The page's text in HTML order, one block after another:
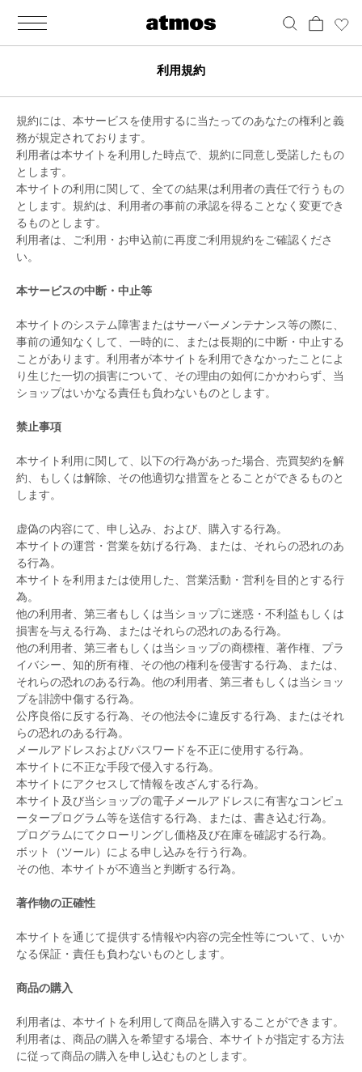
MEN
シューズ
ウェア
バッグ
アクセサリー
その他
シューズ
スニーカー
ブーツ
サンダル
その他
すべてのシューズ
ウェア
トップス
アウター
パンツ
ソックス
アンダーウェア
すべてのウェア
バッグ
バックパック / リュック
ショルダー / メッセンジャーバッグ
トート / エコバッグ
クラッチ / セカンドバッグ
ウエストバッグ
アクセサリー
ポーチ / ウォレット
帽子
グッズ / アクセサリー
その他
すべてのアクセサリー
その他
シューケア / グッズ
おもちゃ / フィギュア
その他
すべてのその他
WOMENS
シューズ
ウェア
バッグ
アクセサリー
その他
シューズ
スニーカー
ブーツ
サンダル / パンプス
その他
すべてのシューズ
ウェア
トップス
アウター
パンツ
ワンピース
スカート
水着
その他
バッグ
バックパック / リュック
ショルダー / メッセンジャーバッグ
トート / エコバッグ
クラッチ / セカンドバッグ
ウエストバッグ
アクセサリー
ポーチ / ウォレット
帽子
グッズ / アクセサリー
その他
すべてのアクセサリー
その他
シューケア / グッズ
おもちゃ / フィギュア
その他
すべてのその他
利用規約
規約には、本サービスを使用するに当たってのあなたの権利と義
務が規定されております。
利用者は本サイトを利用した時点で、規約に同意し受諾したもの
とします。
本サイトの利用に関して、全ての結果は利用者の責任で行うもの
とします。規約は、利用者の事前の承認を得ることなく変更でき
るものとします。
利用者は、ご利用・お申込前に再度ご利用規約をご確認くださ
い。
本サービスの中断・中止等
本サイトのシステム障害またはサーバーメンテナンス等の際に、
事前の通知なくして、一時的に、または長期的に中断・中止する
ことがあります。利用者が本サイトを利用できなかったことによ
り生じた一切の損害について、その理由の如何にかかわらず、当
ショップはいかなる責任も負わないものとします。
禁止事項
本サイト利用に関して、以下の行為があった場合、売買契約を解
約、もしくは解除、その他適切な措置をとることができるものと
します。
虚偽の内容にて、申し込み、および、購入する行為。
本サイトの運営・営業を妨げる行為、または、それらの恐れのあ
る行為。
本サイトを利用または使用した、営業活動・営利を目的とする行
為。
他の利用者、第三者もしくは当ショップに迷惑・不利益もしくは
損害を与える行為、またはそれらの恐れのある行為。
他の利用者、第三者もしくは当ショップの商標権、著作権、プラ
イバシー、知的所有権、その他の権利を侵害する行為、または、
それらの恐れのある行為。他の利用者、第三者もしくは当ショッ
プを誹謗中傷する行為。
公序良俗に反する行為、その他法令に違反する行為、またはそれ
らの恐れのある行為。
メールアドレスおよびパスワードを不正に使用する行為。
本サイトに不正な手段で侵入する行為。
本サイトにアクセスして情報を改ざんする行為。
本サイト及び当ショップの電子メールアドレスに有害なコンピュ
ータープログラム等を送信する行為、または、書き込む行為。
プログラムにてクローリングし価格及び在庫を確認する行為。
ボット（ツール）による申し込みを行う行為。
その他、本サイトが不適当と判断する行為。
著作物の正確性
本サイトを通じて提供する情報や内容の完全性等について、いか
なる保証・責任も負わないものとします。
商品の購入
利用者は、本サイトを利用して商品を購入することができます。
利用者は、商品の購入を希望する場合、本サイトが指定する方法
に従って商品の購入を申し込むものとします。